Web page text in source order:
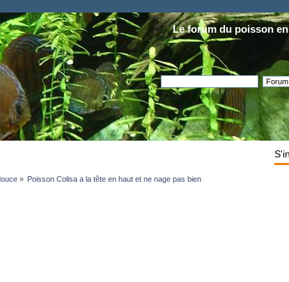
Le forum du poisson
» Poisson Colisa a la tête en haut et ne nage pas bien